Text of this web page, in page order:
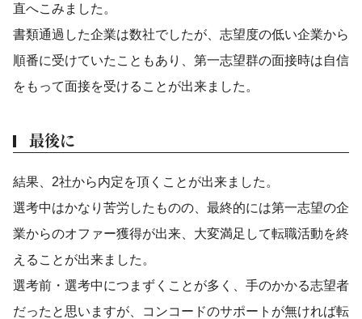
直へこみました。
書類通過した企業は数社でしたが、志望度の低い企業から
順番に受けていたこともあり、第一志望群の面接時は自信
をもって面接を受けることが出来ました。
最後に
結果、2社から内定を頂くことが出来ました。
選考中はかなり苦労したものの、最終的には第一志望の企
業からのオファー獲得が出来、大変満足して転職活動を終
えることが出来ました。
選考前・選考中につまずくことが多く、手のかかる志望者
だったと思いますが、コンコードのサポートが無ければ転